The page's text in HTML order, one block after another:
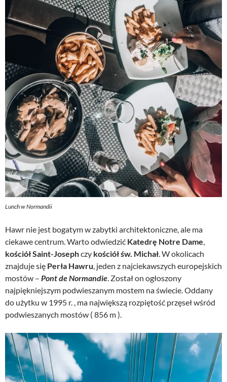
Lunch w Normandii
Hawr nie jest bogatym w zabytki architektoniczne, ale ma
ciekawe centrum. Warto odwiedzić Katedrę Notre Dame
kościół Saint-Josephczy kościół św. Michał . W okolicach
znajduje się Perła Hawru , jeden z najciekawszych europejskich
mostów – Pont de Normandie . Został on ogłoszony
najpiękniejszym podwieszanym mostem na świecie. Oddany
do użytku w 1995 r. , ma największą rozpiętość przęseł wśród
podwieszanych mostów ( 856 m ).